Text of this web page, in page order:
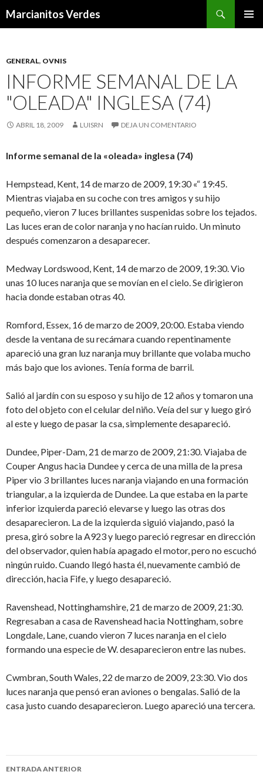
Marcianitos Verdes
GENERAL, OVNIS
INFORME SEMANAL DE LA
"OLEADA" INGLESA (74)
ABRIL 18, 2009 LUISRN DEJA UN COMENTARIO
Informe semanal de la «oleada» inglesa (74)
Hempstead, Kent, 14 de marzo de 2009, 19:30 «“ 19:45.
Mientras viajaba en su coche con tres amigos y su hijo
pequeño, vieron 7 luces brillantes suspenidas sobre los tejados.
Las luces eran de color naranja y no hacían ruido. Un minuto
después comenzaron a desaparecer.
Medway Lordswood, Kent, 14 de marzo de 2009, 19:30. Vio
unas 10 luces naranja que se movían en el cielo. Se dirigieron
hacia donde estaban otras 40.
Romford, Essex, 16 de marzo de 2009, 20:00. Estaba viendo
desde la ventana de su recámara cuando repentinamente
apareció una gran luz naranja muy brillante que volaba mucho
más bajo que los aviones. Tenía forma de barril.
Salió al jardín con su esposo y su hijo de 12 años y tomaron una
foto del objeto con el celular del niño. Veía del sur y luego giró
al este y luego de pasar la csa, simplemente desapareció.
Dundee, Piper-Dam, 21 de marzo de 2009, 21:30. Viajaba de
Couper Angus hacia Dundee y cerca de una milla de la presa
Piper vio 3 brillantes luces naranja viajando en una formación
triangular, a la izquierda de Dundee. La que estaba en la parte
inferior izquierda pareció elevarse y luego las otras dos
desaparecieron. La de la izquierda siguió viajando, pasó la
presa, giró sobre la A923 y luego pareció regresar en dirección
del observador, quien había apagado el motor, pero no escuchó
ningún ruido. Cuando llegó hasta él, nuevamente cambió de
dirección, hacia Fife, y luego desapareció.
Ravenshead, Nottinghamshire, 21 de marzo de 2009, 21:30.
Regresaban a casa de Ravenshead hacia Nottingham, sobre
Longdale, Lane, cuando vieron 7 luces naranja en el cielo
formando una especie de W. desaparecieron entre las nubes.
Cwmbran, South Wales, 22 de marzo de 2009, 23:30. Vio dos
luces naranja que pensó eran aviones o bengalas. Salió de la
casa justo cuando desaparecieron. Luego apareció una tercera.
Navegación
ENTRADA ANTERIOR